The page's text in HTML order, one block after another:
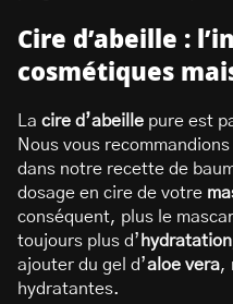
Cire d’abeille :
cosmétiques
La cire d’abeille pure est
Nous vous
dans notre recette de
dosage en cire de votre
conséquent, plus le
toujours plus d’ hydratation
ajouter du gel d’aloe vera,
hydratantes.